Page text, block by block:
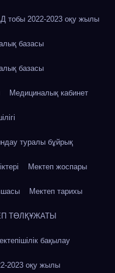
тобы 2022-2023 оқу жылы
базасы
базасы
Медициналық кабинет
туралы бұйрық
Мектеп жоспары
Мектеп тарихы
ТӨЛҚҰЖАТЫ
бақылау
2023 оқу жылы